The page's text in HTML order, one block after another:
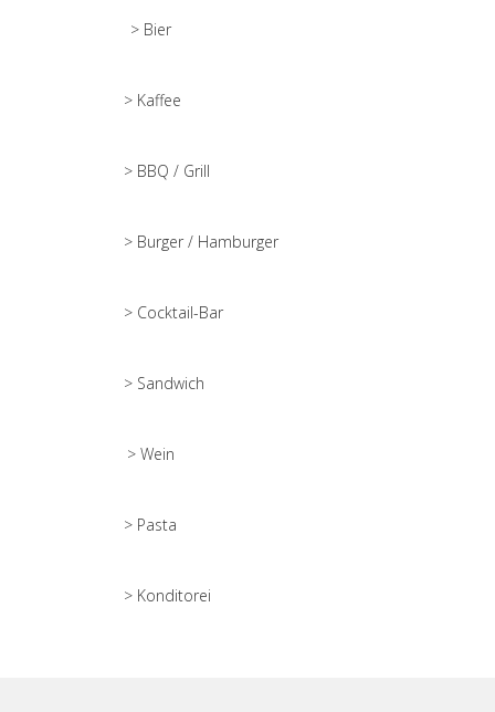
> Bier
> Kaffee
> BBQ / Grill
> Burger / Hamburger
> Cocktail-Bar
> Sandwich
> Wein
> Pasta
> Konditorei